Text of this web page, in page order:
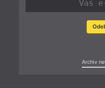
Archiv